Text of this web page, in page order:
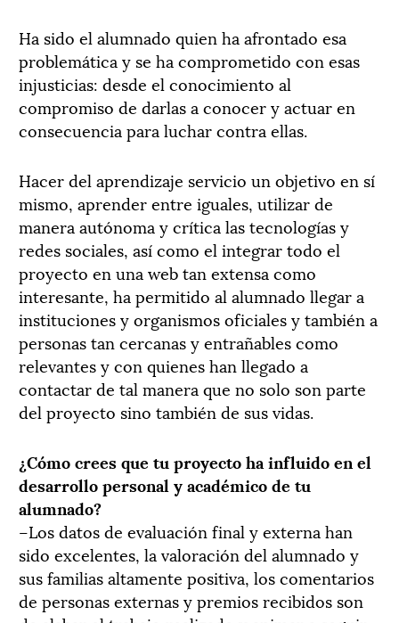
Ha sido el alumnado quien ha afrontado esa
problemática y se ha comprometido con esas
injusticias: desde el conocimiento al
compromiso de darlas a conocer y actuar en
consecuencia para luchar contra ellas.
Hacer del aprendizaje servicio un objetivo en sí
mismo, aprender entre iguales, utilizar de
manera autónoma y crítica las tecnologías y
redes sociales, así como el integrar todo el
proyecto en una web tan extensa como
interesante, ha permitido al alumnado llegar a
instituciones y organismos oficiales y también a
personas tan cercanas y entrañables como
relevantes y con quienes han llegado a
contactar de tal manera que no solo son parte
del proyecto sino también de sus vidas.
¿Cómo crees que tu proyecto ha influido en el
desarrollo personal y académico de tu
alumnado?
–Los datos de evaluación final y externa han
sido excelentes, la valoración del alumnado y
sus familias altamente positiva, los comentarios
de personas externas y premios recibidos son